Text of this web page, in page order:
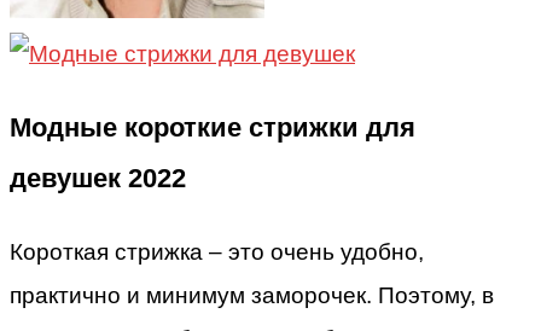
Модные короткие стрижки для
девушек 2022
Короткая стрижка – это очень удобно,
практично и минимум заморочек. Поэтому, в